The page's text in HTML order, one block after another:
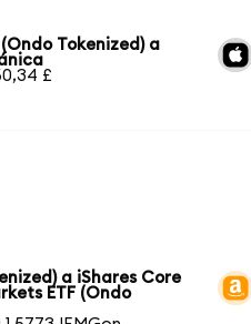
Tokenized) a
£
a iShares Core
ETF (Ondo